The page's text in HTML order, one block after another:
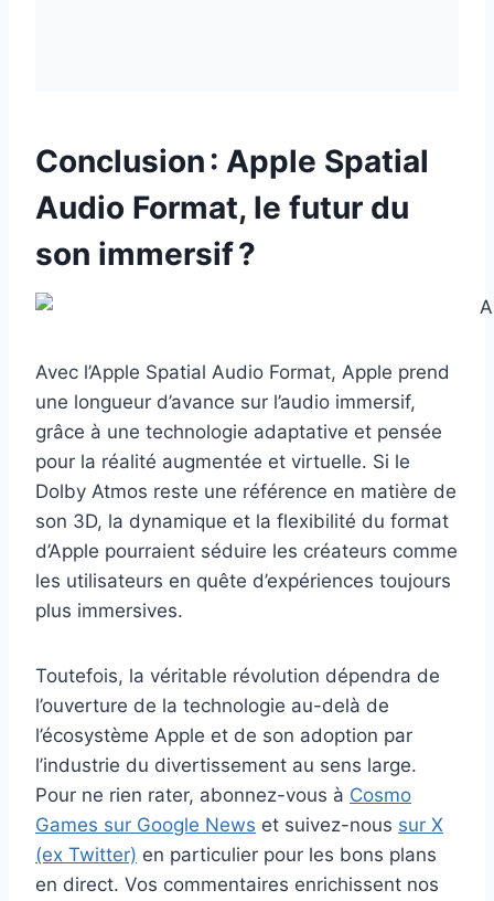
Conclusion : Apple Spatial
Audio Format, le futur du
son immersif ?
Avec l’Apple Spatial Audio Format, Apple prend
une longueur d’avance sur l’audio immersif,
grâce à une technologie adaptative et pensée
pour la réalité augmentée et virtuelle. Si le
Dolby Atmos reste une référence en matière de
son 3D, la dynamique et la flexibilité du format
d’Apple pourraient séduire les créateurs comme
les utilisateurs en quête d’expériences toujours
plus immersives.
Toutefois, la véritable révolution dépendra de
l’ouverture de la technologie au-delà de
l’écosystème Apple et de son adoption par
l’industrie du divertissement au sens large.
Pour ne rien rater, abonnez-vous à Cosmo
Games sur Google News et suivez-nous sur X
(ex Twitter) en particulier pour les bons plans
en direct. Vos commentaires enrichissent nos